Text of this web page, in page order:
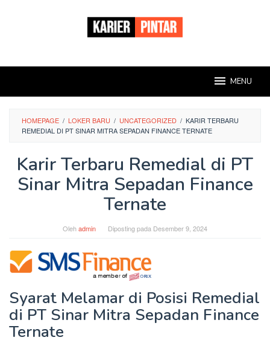
MENU
HOMEPAGE / LOKER BARU / UNCATEGORIZED / KARIR TERBARU
REMEDIAL DI PT SINAR MITRA SEPADAN FINANCE TERNATE
Karir Terbaru Remedial di PT
Sinar Mitra Sepadan Finance
Ternate
Olehadmin Diposting pada Desember 9, 2024
Syarat Melamar di Posisi Remedial
di PT Sinar Mitra Sepadan Finance
Ternate